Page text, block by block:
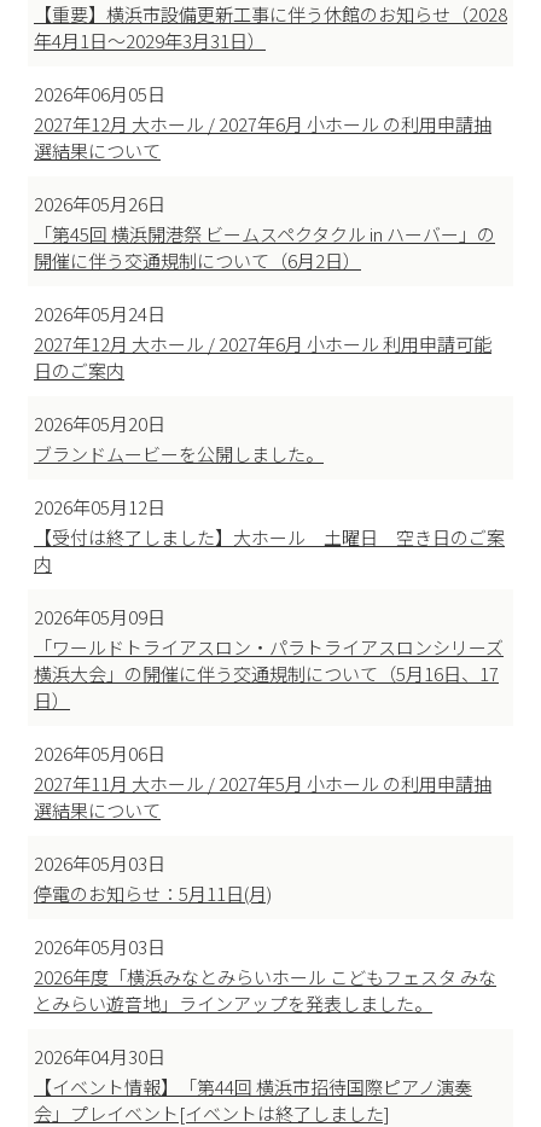
【重要】横浜市設備更新工事に伴う休館のお知らせ（2028
年4月1日～2029年3月31日）
2026年06月05日
2027年12月 大ホール / 2027年6月 小ホール の利用申請抽
選結果について
2026年05月26日
「第45回 横浜開港祭 ビームスペクタクル in ハーバー」の
開催に伴う交通規制について（6月2日）
2026年05月24日
2027年12月 大ホール / 2027年6月 小ホール 利用申請可能
日のご案内
2026年05月20日
ブランドムービーを公開しました。
2026年05月12日
【受付は終了しました】大ホール 土曜日 空き日のご案
内
2026年05月09日
「ワールドトライアスロン・パラトライアスロンシリーズ
横浜大会」の開催に伴う交通規制について（5月16日、17
日）
2026年05月06日
2027年11月 大ホール / 2027年5月 小ホール の利用申請抽
選結果について
2026年05月03日
停電のお知らせ：5月11日(月)
2026年05月03日
2026年度「横浜みなとみらいホール こどもフェスタ みな
とみらい遊音地」ラインアップを発表しました。
2026年04月30日
【イベント情報】「第44回 横浜市招待国際ピアノ演奏
会」プレイベント[イベントは終了しました]